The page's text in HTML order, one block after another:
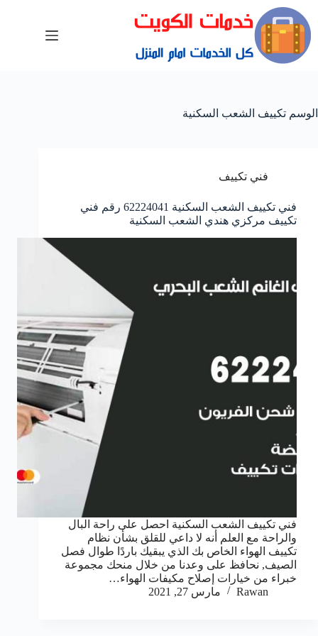
الوسم تكييف الشعب السكنية
فني تكييف
فني تكييف الشعب السكنية 62224041 رقم فني
تكييف مركزي هندي الشعب السكنية
فني تكييف الشعب السكنية احصل على راحة البال
والراحة مع العلم أنه لا داعي للقلق بشأن نظام
تكييف الهواء الخاص بك الذي يبقيك باردًا طوال فصل
الصيف, نحافظ على وعدنا من خلال منحك مجموعة
خبراء من خيارات إصلاح مكيفات الهواء…
Rawan
مارس 27, 2021